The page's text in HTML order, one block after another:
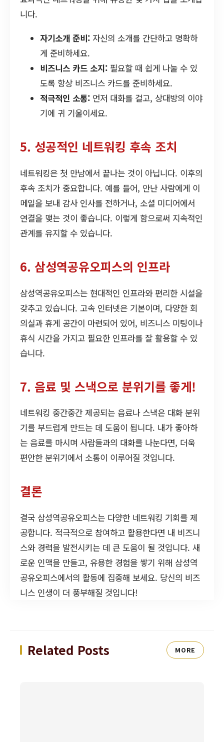
니다.
자기소개 준비: 자신의 소개를 간단하고 명확하
게 준비하세요.
비즈니스 카드 소지: 필요할 때 쉽게 나눌 수 있
도록 항상 비즈니스 카드를 준비하세요.
적극적인 소통: 먼저 대화를 걸고, 상대방의 이야
기에 귀 기울이세요.
5. 성공적인 네트워킹 후속 조치
네트워킹은 첫 만남에서 끝나는 것이 아닙니다. 이후의
후속 조치가 중요합니다. 예를 들어, 만난 사람에게 이
메일을 보내 감사 인사를 전하거나, 소셜 미디어에서
연결을 맺는 것이 좋습니다. 이렇게 함으로써 지속적인
관계를 유지할 수 있습니다.
6. 삼성역공유오피스의 인프라
삼성역공유오피스는 현대적인 인프라와 편리한 시설을
갖추고 있습니다. 고속 인터넷은 기본이며, 다양한 회
의실과 휴게 공간이 마련되어 있어, 비즈니스 미팅이나
휴식 시간을 가지고 필요한 인프라를 잘 활용할 수 있
습니다.
7. 음료 및 스낵으로 분위기를 좋게!
네트워킹 중간중간 제공되는 음료나 스낵은 대화 분위
기를 부드럽게 만드는 데 도움이 됩니다. 내가 좋아하
는 음료를 마시며 사람들과의 대화를 나눈다면, 더욱
편안한 분위기에서 소통이 이루어질 것입니다.
결론
결국 삼성역공유오피스는 다양한 네트워킹 기회를 제
공합니다. 적극적으로 참여하고 활용한다면 내 비즈니
스와 경력을 발전시키는 데 큰 도움이 될 것입니다. 새
로운 인맥을 만들고, 유용한 경험을 쌓기 위해 삼성역
공유오피스에서의 활동에 집중해 보세요. 당신의 비즈
니스 인생이 더 풍부해질 것입니다!
Related Posts MORE